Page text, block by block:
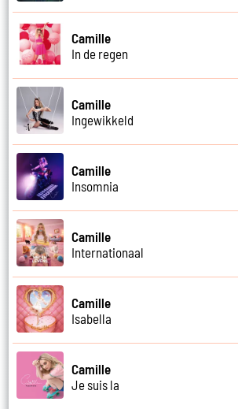
Camille
In de regen
Camille
Ingewikkeld
Camille
Insomnia
Camille
Internationaal
Camille
Isabella
Camille
Je suis la